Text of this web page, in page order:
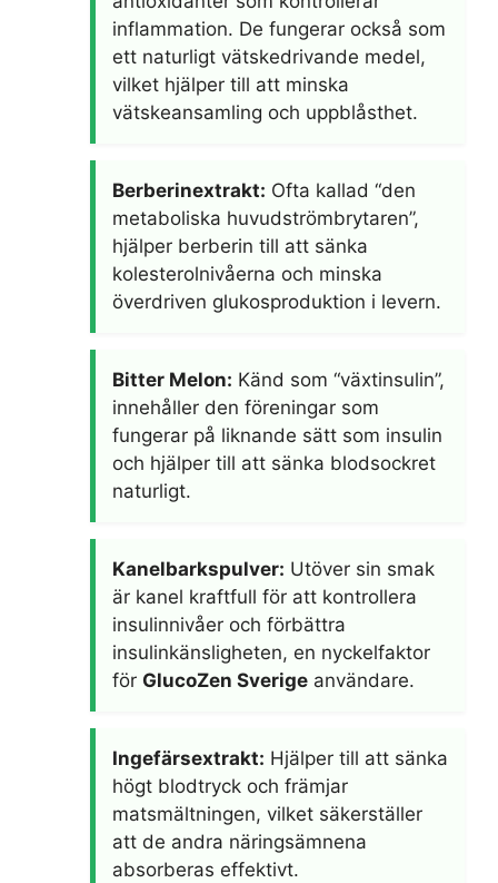
inflammation. De fungerar också som
ett naturligt vätskedrivande medel,
vilket hjälper till att minska
vätskeansamling och uppblåsthet.
Berberinextrakt: Ofta kallad “den
metaboliska huvudströmbrytaren”,
hjälper berberin till att sänka
kolesterolnivåerna och minska
överdriven glukosproduktion i levern.
Bitter Melon: Känd som “växtinsulin”,
innehåller den föreningar som
fungerar på liknande sätt som insulin
och hjälper till att sänka blodsockret
naturligt.
Kanelbarkspulver: Utöver sin smak
är kanel kraftfull för att kontrollera
insulinnivåer och förbättra
insulinkänsligheten, en nyckelfaktor
för GlucoZen Sverige användare.
Ingefärsextrakt: Hjälper till att sänka
högt blodtryck och främjar
matsmältningen, vilket säkerställer
att de andra näringsämnena
absorberas effektivt.